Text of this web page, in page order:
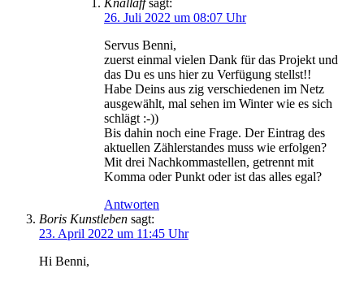
Knallaff sagt:
26. Juli 2022 um 08:07 Uhr
Servus Benni,
zuerst einmal vielen Dank für das Projekt und
das Du es uns hier zu Verfügung stellst!!
Habe Deins aus zig verschiedenen im Netz
ausgewählt, mal sehen im Winter wie es sich
schlägt :-))
Bis dahin noch eine Frage. Der Eintrag des
aktuellen Zählerstandes muss wie erfolgen?
Mit drei Nachkommastellen, getrennt mit
Komma oder Punkt oder ist das alles egal?
Antworten
Boris Kunstleben sagt:
23. April 2022 um 11:45 Uhr
Hi Benni,